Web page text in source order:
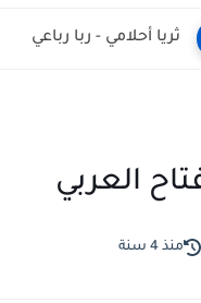
ثريا أحلامي - ربا رباعي
العربي
منذ 4 سنة